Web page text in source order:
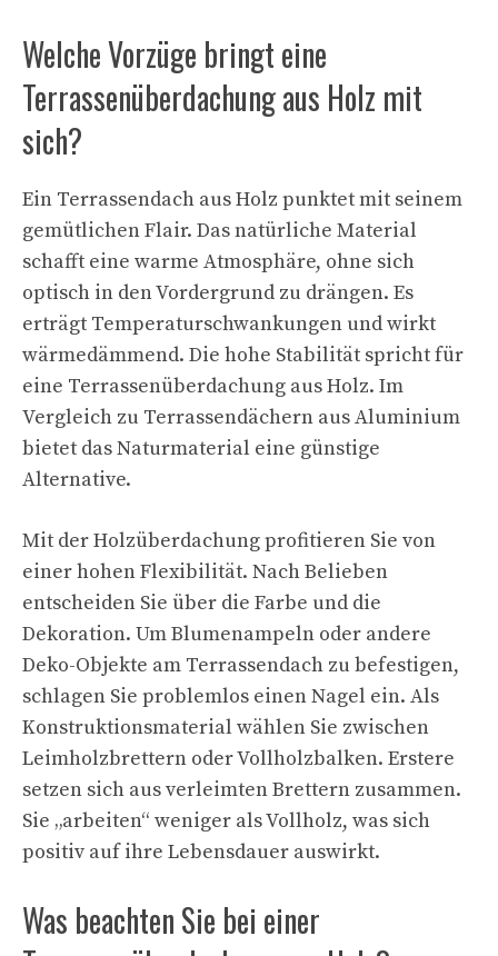
Welche Vorzüge bringt eine
Terrassenüberdachung aus Holz mit
sich?
Ein Terrassendach aus Holz punktet mit seinem
gemütlichen Flair. Das natürliche Material
schafft eine warme Atmosphäre, ohne sich
optisch in den Vordergrund zu drängen. Es
erträgt Temperaturschwankungen und wirkt
wärmedämmend. Die hohe Stabilität spricht für
eine Terrassenüberdachung aus Holz. Im
Vergleich zu Terrassendächern aus Aluminium
bietet das Naturmaterial eine günstige
Alternative.
Mit der Holzüberdachung profitieren Sie von
einer hohen Flexibilität. Nach Belieben
entscheiden Sie über die Farbe und die
Dekoration. Um Blumenampeln oder andere
Deko-Objekte am Terrassendach zu befestigen,
schlagen Sie problemlos einen Nagel ein. Als
Konstruktionsmaterial wählen Sie zwischen
Leimholzbrettern oder Vollholzbalken. Erstere
setzen sich aus verleimten Brettern zusammen.
Sie „arbeiten“ weniger als Vollholz, was sich
positiv auf ihre Lebensdauer auswirkt.
Was beachten Sie bei einer